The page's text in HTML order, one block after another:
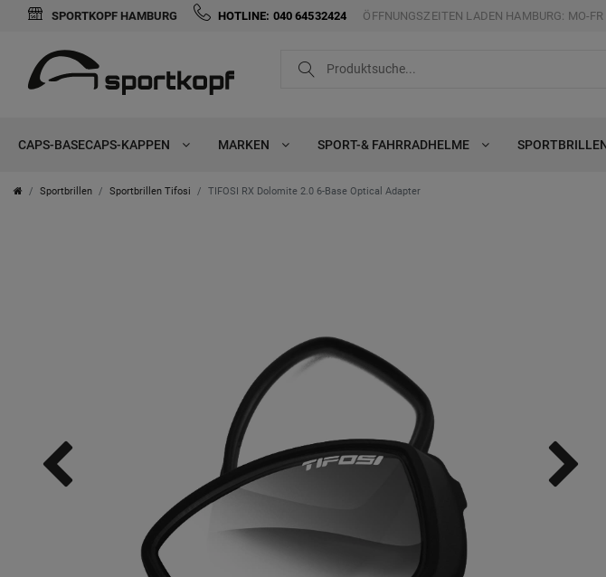
SPORTKOPF HAMBURG HOTLINE: 040 64532424 ÖFFNUNGSZEITEN LADEN HAMBURG: MO-
CAPS-BASECAPS-KAPPEN MARKEN SPORT-& FAHRRADHELME
Sportbrillen Sportbrillen Tifosi TIFOSI RX Dolomite 2.0 6-Base Optical Adapter